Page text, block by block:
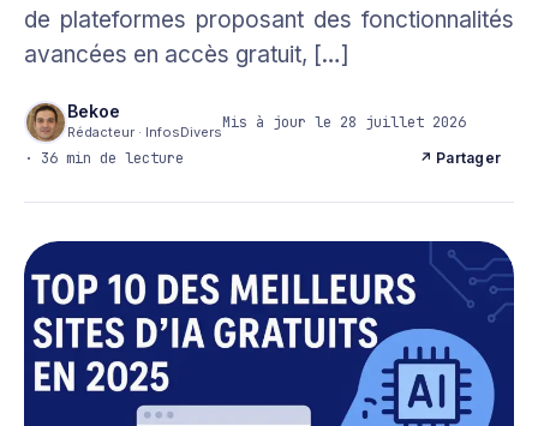
de plateformes proposant des fonctionnalités
avancées en accès gratuit, […]
Bekoe
Rédacteur · InfosDiversMis à jour le 28 juillet 2026
· 36 min de lecture
↗ Partager